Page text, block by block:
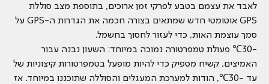
לאבד את עצמם בטבע לפרקי זמן ארוכים, בתוספת מצב סוללת
GPS אוטומטי חדש שמתאים בצורה חכמה את הגדרות ה-GPS על
סמך עוצמת האות, כדי לעזור לחסוך בחשמל.
-30℃ פעולת טמפרטורה נמוכה במיוחד: השעון נבנה עבור
האמיצים, קשיח מספיק כדי להיות מופעל בטמפרטורות קיצוניות של
עד -30℃, הודות למערכת המעגלים והסוללה שתוכננו במיוחד. אז